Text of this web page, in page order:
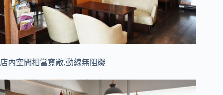
店內空間相當寬敞,動線無阻礙